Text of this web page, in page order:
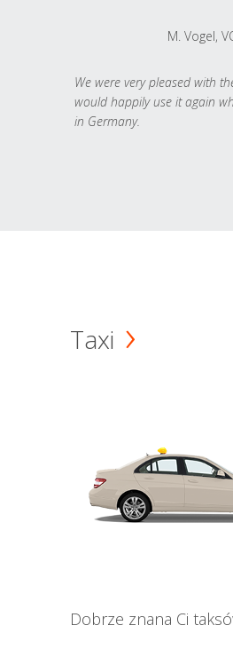
M. Vogel,
We were very pleased with
would happily use it again
in Germany.
Taxi
Dobrze znana Ci